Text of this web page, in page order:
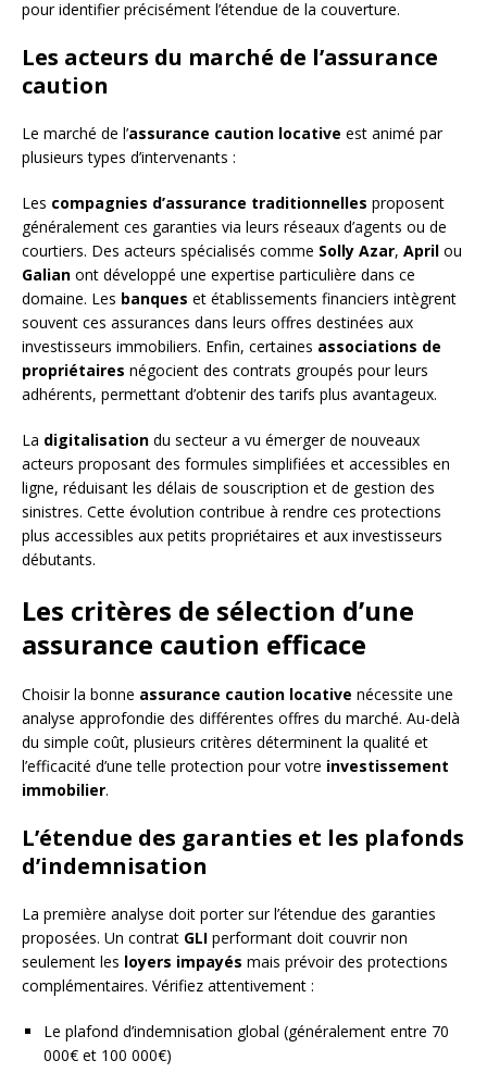
pour identifier précisément l’étendue de la couverture.
Les acteurs du marché de l’assurance
caution
Le marché de l’assurance caution locative est animé par
plusieurs types d’intervenants :
Les compagnies d’assurance traditionnelles proposent
généralement ces garanties via leurs réseaux d’agents ou de
courtiers. Des acteurs spécialisés comme Solly Azar, April ou
Galian ont développé une expertise particulière dans ce
domaine. Les banques et établissements financiers intègrent
souvent ces assurances dans leurs offres destinées aux
investisseurs immobiliers. Enfin, certaines associations de
propriétaires négocient des contrats groupés pour leurs
adhérents, permettant d’obtenir des tarifs plus avantageux.
La digitalisation du secteur a vu émerger de nouveaux
acteurs proposant des formules simplifiées et accessibles en
ligne, réduisant les délais de souscription et de gestion des
sinistres. Cette évolution contribue à rendre ces protections
plus accessibles aux petits propriétaires et aux investisseurs
débutants.
Les critères de sélection d’une
assurance caution efficace
Choisir la bonne assurance caution locative nécessite une
analyse approfondie des différentes offres du marché. Au-delà
du simple coût, plusieurs critères déterminent la qualité et
l’efficacité d’une telle protection pour votre investissement
immobilier.
L’étendue des garanties et les plafonds
d’indemnisation
La première analyse doit porter sur l’étendue des garanties
proposées. Un contrat GLI performant doit couvrir non
seulement les loyers impayés mais prévoir des protections
complémentaires. Vérifiez attentivement :
Le plafond d’indemnisation global (généralement entre 70
000€ et 100 000€)